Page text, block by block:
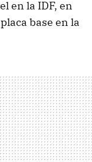
en la IDF, en
base en la